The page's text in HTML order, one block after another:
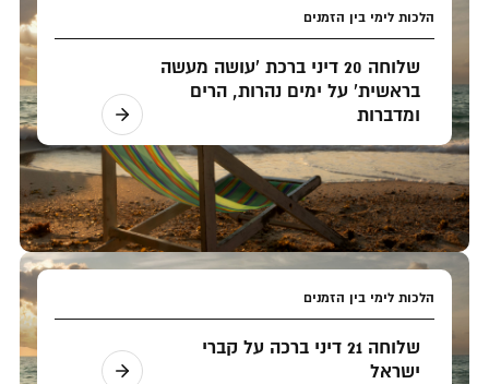
הלכות לימי בין הזמנים
שלוחה 20 דיני ברכת 'עושה מעשה
בראשית' על ימים נהרות, הרים
ומדברות
הלכות לימי בין הזמנים
שלוחה 21 דיני ברכה על קברי
ישראל